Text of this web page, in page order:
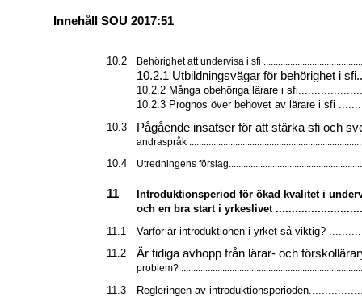
Innehåll SOU 2017:51
10.2 Behörighet att undervisa i sfi
10.2.1 Utbildningsvägar för behörighet i
10.2.2 Många obehöriga lärare i
10.2.3 Prognos över behovet av lärare i sfi
10.3
Pågående insatser för att stärka sfi och
andraspråk
10.4 Utredningens
11
Introduktionsperiod för ökad kvalitet i
och en bra start i yrkeslivet
11.1
Varför är introduktionen i yrket så viktig?
11.2
Är tidiga avhopp från lärar- och
problem?
11.3
Regleringen av